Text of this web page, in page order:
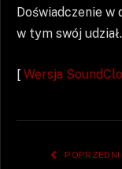
Doświadczenie w
w tym swój udział.
[ Wersja
POPRZEDNI